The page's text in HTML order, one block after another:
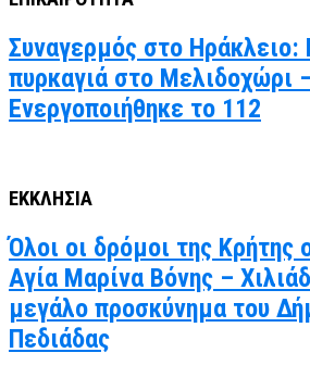
Συναγερμός στο Ηράκλειο:
πυρκαγιά στο Μελιδοχώρι
Ενεργοποιήθηκε το 112
ΕΚΚΛΗΣΙΑ
Όλοι οι δρόμοι της Κρήτης
Αγία Μαρίνα Βόνης –
μεγάλο προσκύνημα του
Πεδιάδας